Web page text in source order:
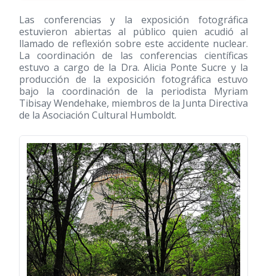
Las conferencias y la exposición fotográfica
estuvieron abiertas al público quien acudió al
llamado de reflexión sobre este accidente nuclear.
La coordinación de las conferencias científicas
estuvo a cargo de la Dra. Alicia Ponte Sucre y la
producción de la exposición fotográfica estuvo
bajo la coordinación de la periodista Myriam
Tibisay Wendehake, miembros de la Junta Directiva
de la Asociación Cultural Humboldt.